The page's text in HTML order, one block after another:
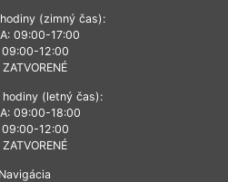
(zimný čas):
09:00-17:00
09:00-12:00
ZATVORENÉ
(letný čas):
09:00-18:00
09:00-12:00
ZATVORENÉ
Navigácia